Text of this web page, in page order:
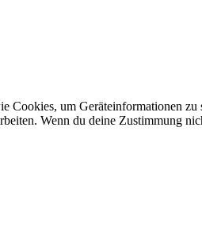
um Geräteinformationen
Wenn du deine Zustimmung